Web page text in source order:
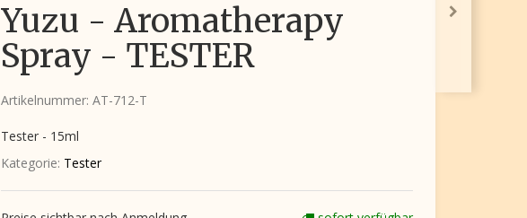
Yuzu - Aromatherapy
Spray - TESTER
Artikelnummer: AT-712-T
Tester - 15ml
Kategorie: Tester